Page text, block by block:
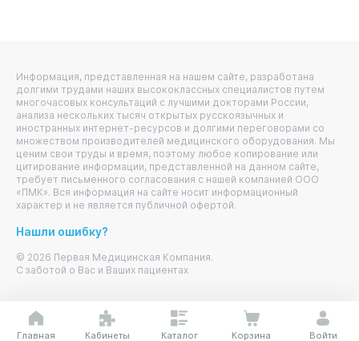
Информация, представленная на нашем сайте, разработана
долгими трудами наших высококлассных специалистов путем
многочасовых консультаций с лучшими докторами России,
анализа нескольких тысяч открытых русскоязычных и
иностранных интернет-ресурсов и долгими переговорами со
множеством производителей медицинского оборудования. Мы
ценим свои труды и время, поэтому любое копирование или
цитирование информации, представленной на данном сайте,
требует письменного согласования с нашей компанией ООО
«ПМК». Вся информация на сайте носит информационный
характер и не является публичной офертой.
© 2026 Первая Медицинская Компания.
С заботой о Вас и Ваших пациентах
Нашли ошибку?
Главная Кабинеты Каталог Корзина Войти